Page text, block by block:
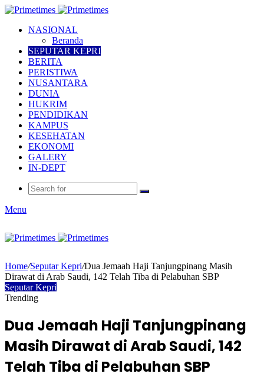
NASIONAL
Beranda
SEPUTAR KEPRI
BERITA
PERISTIWA
NUSANTARA
DUNIA
HUKRIM
PENDIDIKAN
KAMPUS
KESEHATAN
EKONOMI
GALERY
IN-DEPT
Menu
Home/Seputar Kepri/Dua Jemaah Haji Tanjungpinang Masih
Dirawat di Arab Saudi, 142 Telah Tiba di Pelabuhan SBP
Seputar Kepri
Trending
Dua Jemaah Haji Tanjungpinang
Masih Dirawat di Arab Saudi, 142
Telah Tiba di Pelabuhan SBP